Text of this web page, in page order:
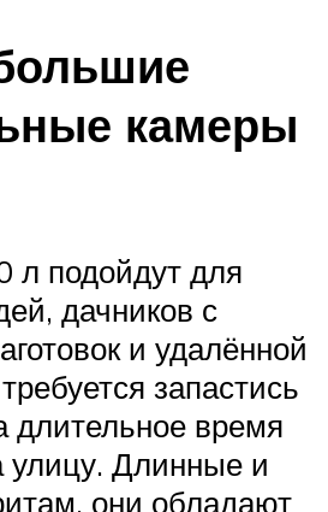
камеры
л подойдут для
дачников с
и удалённой
запастись
длительное время
улицу. Длинные и
они обладают